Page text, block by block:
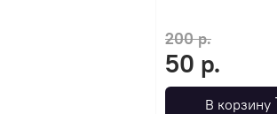
200 р.
50 р.
В корзину